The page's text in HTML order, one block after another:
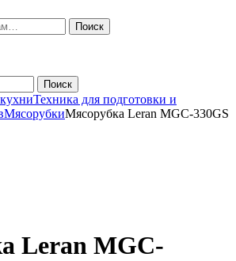
Поиск
Поиск
Техника для подготовки и
МясорубкиМясорубка Leran MGC-330GS
Leran MGC-